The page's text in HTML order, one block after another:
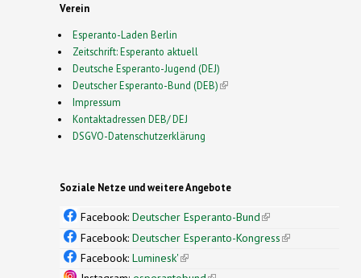
Verein
Esperanto-Laden Berlin
Zeitschrift: Esperanto aktuell
Deutsche Esperanto-Jugend (DEJ)
Deutscher Esperanto-Bund (DEB)(link is external)
Impressum
Kontaktadressen DEB/ DEJ
DSGVO-Datenschutzerklärung
Soziale Netze und weitere Angebote
Facebook: Deutscher Esperanto-Bund(link is
external)
Facebook: Deutscher Esperanto-Kongress(link is
Facebook: Luminesk'(link is external)